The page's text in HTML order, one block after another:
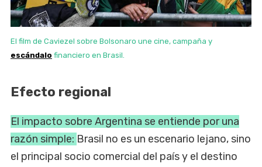
El film de Caviezel sobre Bolsonaro une cine, campaña y
escándalo financiero en Brasil.
Efecto regional
El impacto sobre Argentina se entiende por una
razón simple: Brasil no es un escenario lejano, sino
el principal socio comercial del país y el destino